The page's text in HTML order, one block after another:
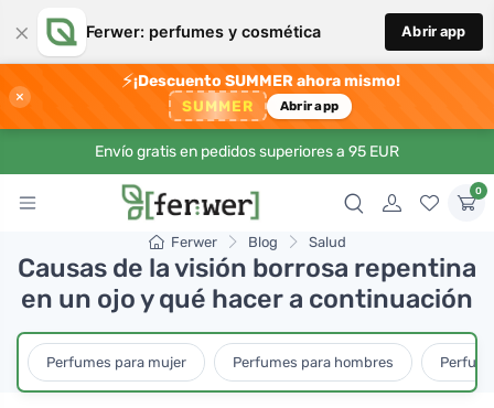
× Ferwer: perfumes y cosmética Abrir app
×
⚡¡Descuento SUMMER ahora mismo!
SUMMER Abrir app
Envío gratis en pedidos superiores a 95 EUR
0
Ferwer Blog Salud
Causas de la visión borrosa repentina
en un ojo y qué hacer a continuación
Perfumes para mujer Perfumes para hombres